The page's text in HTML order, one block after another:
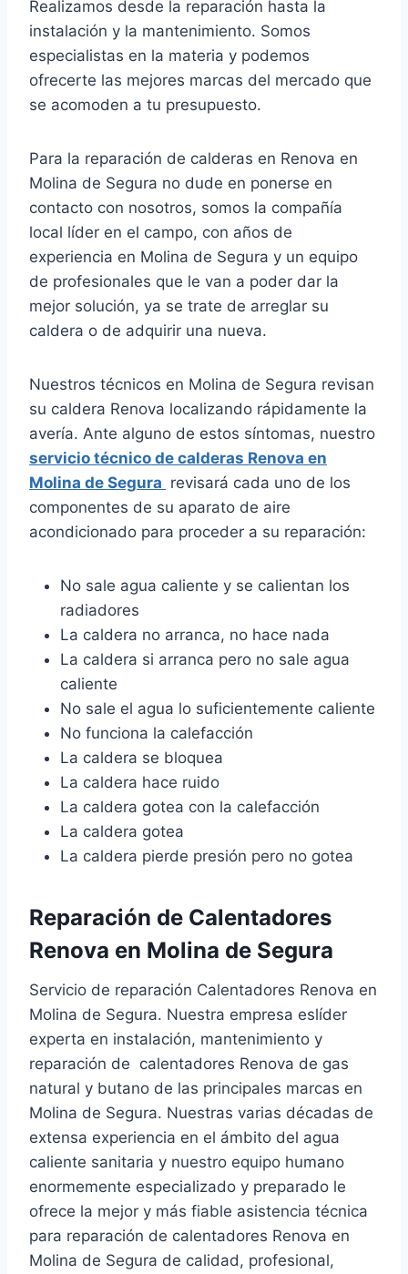
Realizamos desde la reparación hasta la
instalación y la mantenimiento. Somos
especialistas en la materia y podemos
ofrecerte las mejores marcas del mercado que
se acomoden a tu presupuesto.
Para la reparación de calderas en Renova en
Molina de Segura no dude en ponerse en
contacto con nosotros, somos la compañía
local líder en el campo, con años de
experiencia en Molina de Segura y un equipo
de profesionales que le van a poder dar la
mejor solución, ya se trate de arreglar su
caldera o de adquirir una nueva.
Nuestros técnicos en Molina de Segura revisan
su caldera Renova localizando rápidamente la
avería. Ante alguno de estos síntomas, nuestro
servicio técnico de calderas Renova en
Molina de Segura revisará cada uno de los
componentes de su aparato de aire
acondicionado para proceder a su reparación:
No sale agua caliente y se calientan los
radiadores
La caldera no arranca, no hace nada
La caldera si arranca pero no sale agua
caliente
No sale el agua lo suficientemente caliente
No funciona la calefacción
La caldera se bloquea
La caldera hace ruido
La caldera gotea con la calefacción
La caldera gotea
La caldera pierde presión pero no gotea
Reparación de Calentadores
Renova en Molina de Segura
Servicio de reparación Calentadores Renova en
Molina de Segura. Nuestra empresa eslíder
experta en instalación, mantenimiento y
reparación de calentadores Renova de gas
natural y butano de las principales marcas en
Molina de Segura. Nuestras varias décadas de
extensa experiencia en el ámbito del agua
caliente sanitaria y nuestro equipo humano
enormemente especializado y preparado le
ofrece la mejor y más fiable asistencia técnica
para reparación de calentadores Renova en
Molina de Segura de calidad, profesional,